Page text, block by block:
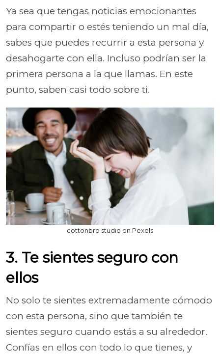
Ya sea que tengas noticias emocionantes
para compartir o estés teniendo un mal día,
sabes que puedes recurrir a esta persona y
desahogarte con ella. Incluso podrían ser la
primera persona a la que llamas. En este
punto, saben casi todo sobre ti.
cottonbro studio on Pexels
3. Te sientes seguro con
ellos
No solo te sientes extremadamente cómodo
con esta persona, sino que también te
sientes seguro cuando estás a su alrededor.
Confías en ellos con todo lo que tienes, y